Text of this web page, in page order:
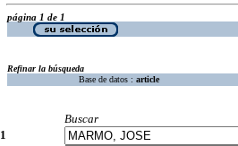
página 1 de 1
Refinar la búsqueda
Base de datos : article
Buscar
1